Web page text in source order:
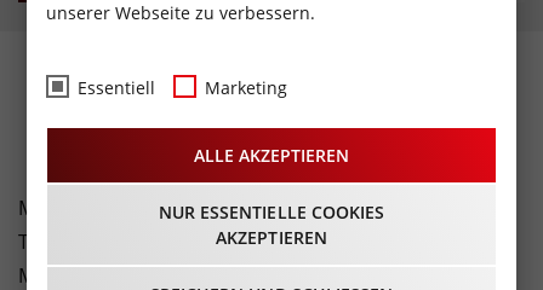
CD Review: Motorjesus –
Live Resurrection
Motorjesus - vermutlich zumindest im heiligen Land
Tirol eher ein Insidertipp, aber die aus
Mönchengladbach stammende Formation ist schon
unserer Webseite zu verbessern.
Essentiell Marketing
ALLE AKZEPTIEREN
NUR ESSENTIELLE COOKIES
AKZEPTIEREN